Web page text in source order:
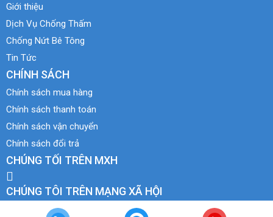
Giới thiệu
Dịch Vụ Chống Thấm
Chống Nứt Bê Tông
Tin Tức
CHÍNH SÁCH
Chính sách mua hàng
Chính sách thanh toán
Chính sách vận chuyển
Chính sách đổi trả
CHÚNG TỐI TRÊN MXH
CHÚNG TÔI TRÊN MẠNG XÃ HỘI